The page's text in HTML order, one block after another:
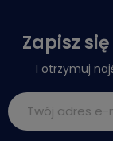
Zapisz
I otrzymuj